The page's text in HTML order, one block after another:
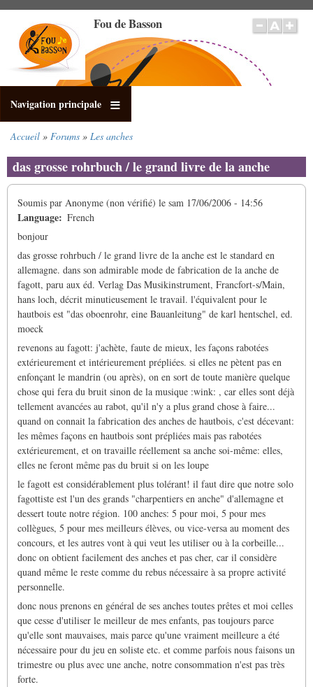
contenu
principal
Fou de Basson
Navigation principale
d'Ariane
Accueil Forums Les anches
das grosse rohrbuch / le grand livre de la anche
Soumis par Anonyme (non vérifié) le sam 17/06/2006 - 14:56
Language
French
bonjour
das grosse rohrbuch / le grand livre de la anche est le standard en
allemagne. dans son admirable mode de fabrication de la anche de
fagott, paru aux éd. Verlag Das Musikinstrument, Francfort-s/Main,
hans loch, décrit minutieusement le travail. l'équivalent pour le
hautbois est "das oboenrohr, eine Bauanleitung" de karl hentschel, ed.
moeck
revenons au fagott: j'achète, faute de mieux, les façons rabotées
extérieurement et intérieurement prépliées. si elles ne pètent pas en
enfonçant le mandrin (ou après), on en sort de toute manière quelque
chose qui fera du bruit sinon de la musique :wink: , car elles sont déjà
tellement avancées au rabot, qu'il n'y a plus grand chose à faire...
quand on connait la fabrication des anches de hautbois, c'est décevant:
les mêmes façons en hautbois sont prépliées mais pas rabotées
extérieurement, et on travaille réellement sa anche soi-même: elles,
elles ne feront même pas du bruit si on les loupe
le fagott est considérablement plus tolérant! il faut dire que notre solo
fagottiste est l'un des grands "charpentiers en anche" d'allemagne et
dessert toute notre région. 100 anches: 5 pour moi, 5 pour mes
collègues, 5 pour mes meilleurs élèves, ou vice-versa au moment des
concours, et les autres vont à qui veut les utiliser ou à la corbeille...
donc on obtient facilement des anches et pas cher, car il considère
quand même le reste comme du rebus nécessaire à sa propre activité
personnelle.
donc nous prenons en général de ses anches toutes prêtes et moi celles
que cesse d'utiliser le meilleur de mes enfants, pas toujours parce
qu'elle sont mauvaises, mais parce qu'une vraiment meilleure a été
nécessaire pour du jeu en soliste etc. et comme parfois nous faisons un
trimestre ou plus avec une anche, notre consommation n'est pas très
forte.